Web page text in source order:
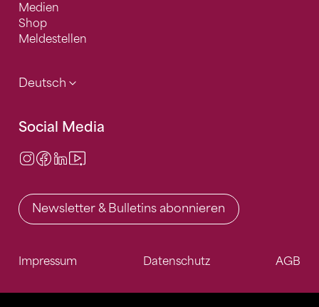
Medien
Shop
Meldestellen
Deutsch
Social Media
Instagram
Facebook
LinkedIn
Newsletter & Bulletins abonnieren
Impressum Datenschutz AGB